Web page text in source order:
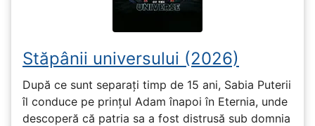
Stăpânii universului (2026)
După ce sunt separați timp de 15 ani, Sabia Puterii
îl conduce pe prințul Adam înapoi în Eternia, unde
descoperă că patria sa a fost distrusă sub domnia